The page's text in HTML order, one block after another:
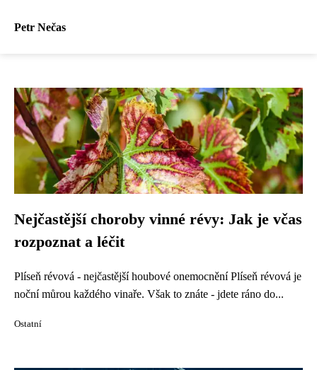
Petr Nečas
Nejčastější choroby vinné révy: Jak je včas
rozpoznat a léčit
Plíseň révová - nejčastější houbové onemocnění Plíseň révová je
noční můrou každého vinaře. Však to znáte - jdete ráno do...
Ostatní